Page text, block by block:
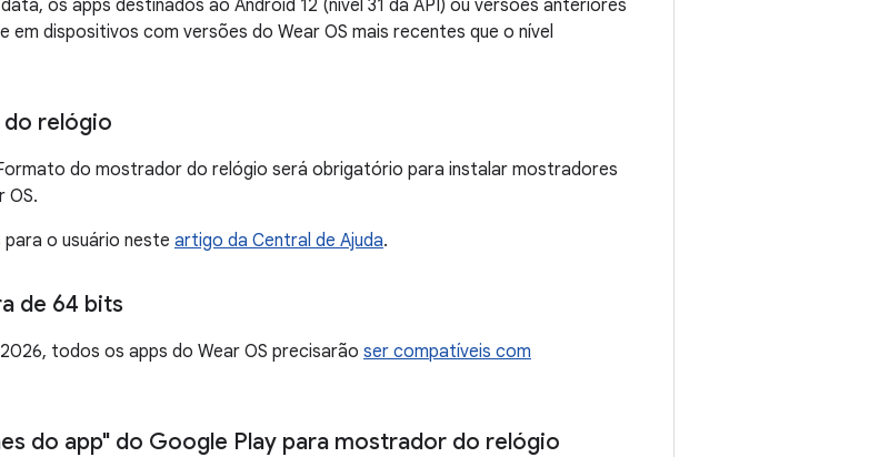
os apps destinados ao Android 12 (nível 31 da API) ou versões anteriores
em dispositivos com versões do Wear OS mais recentes que o nível
relógio
do mostrador do relógio será obrigatório para instalar mostradores
OS.
para o usuário neste artigo da Central de Ajuda.
de 64 bits
todos os apps do Wear OS precisarão ser compatíveis com
do app" do Google Play para mostrador do relógio